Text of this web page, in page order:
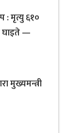
: मृत्यु ६१०
घाइते —
मुख्यमन्त्री